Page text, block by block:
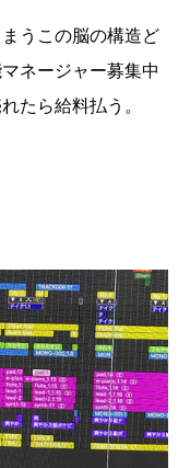
うこの脳の構造ど
ネージャー募集中
たら給料払う。